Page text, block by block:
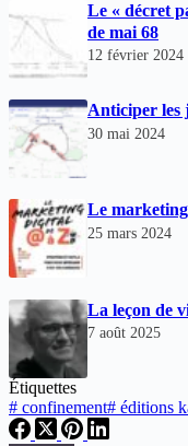
Le « décret
de mai 68
12 février 2024
Anticiper les
30 mai 2024
Le
25 mars 2024
La leçon de
7 août 2025
Étiquettes
# confinement# éditions